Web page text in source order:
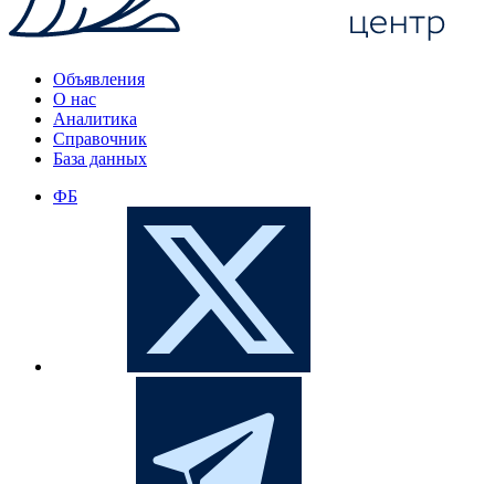
Объявления
О нас
Аналитика
Справочник
База данных
ФБ